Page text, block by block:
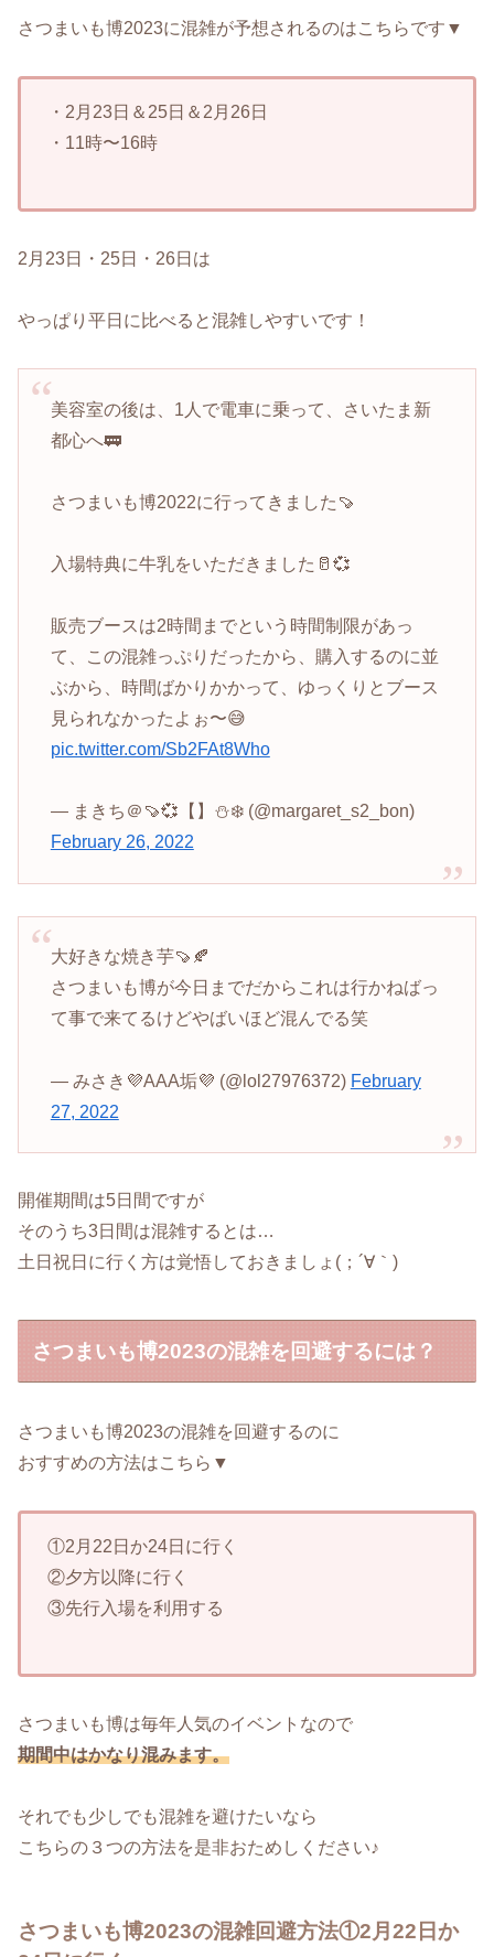
さつまいも博2023に混雑が予想されるのはこちらです▼
・2月23日＆25日＆2月26日
・11時〜16時
2月23日・25日・26日は
やっぱり平日に比べると混雑しやすいです！
美容室の後は、1人で電車に乗って、さいたま新
都心へ🚃
さつまいも博2022に行ってきました🍠
入場特典に牛乳をいただきました🥛💞
販売ブースは2時間までという時間制限があっ
て、この混雑っぷりだったから、購入するのに並
ぶから、時間ばかりかかって、ゆっくりとブース
見られなかったよぉ〜😅
pic.twitter.com/Sb2FAt8Who
— まきち＠🍠💞【】⛄️❄️ (@margaret_s2_bon)
February 26, 2022
大好きな焼き芋🍠🍂
さつまいも博が今日までだからこれは行かねばっ
て事で来てるけどやばいほど混んでる笑
— みさき💜AAA垢💜 (@lol27976372) February
27, 2022
開催期間は5日間ですが
そのうち3日間は混雑するとは…
土日祝日に行く方は覚悟しておきましょ(；´∀｀)
さつまいも博2023の混雑を回避するには？
さつまいも博2023の混雑を回避するのに
おすすめの方法はこちら▼
①2月22日か24日に行く
②夕方以降に行く
③先行入場を利用する
さつまいも博は毎年人気のイベントなので
期間中はかなり混みます。
それでも少しでも混雑を避けたいなら
こちらの３つの方法を是非おためしください♪
さつまいも博2023の混雑回避方法①2月22日か